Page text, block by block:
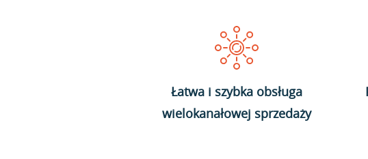
Łatwa i szybka obsługa
wielokanałowej sprzedaży